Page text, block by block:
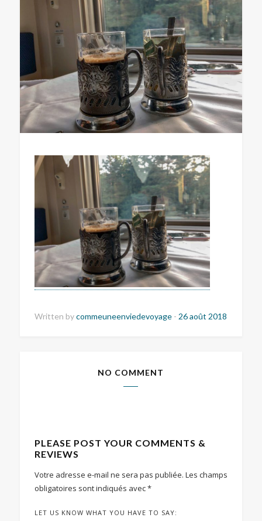
Written bycommeuneenviedevoyage - 26 août 2018
NO COMMENT
PLEASE POST YOUR COMMENTS &
REVIEWS
Votre adresse e-mail ne sera pas publiée. Les champs
obligatoires sont indiqués avec*
LET US KNOW WHAT YOU HAVE TO SAY: